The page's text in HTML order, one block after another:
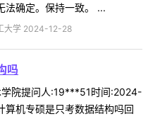
法确定。保持一致。 ...
大学 2024-12-28
吗
学院提问人:19***51时间:2024-
机专硕是只考数据结构吗回